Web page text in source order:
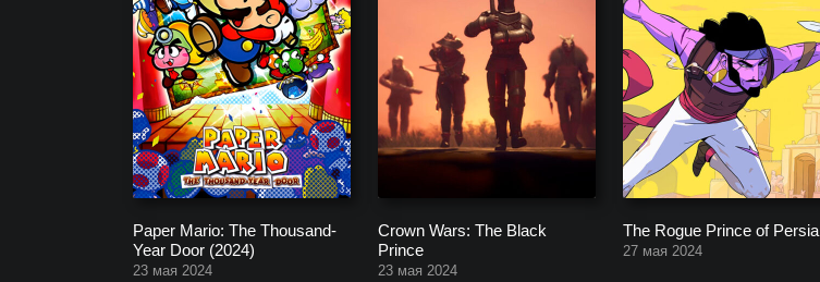
Paper Mario: The Thousand-
Year Door (2024)
23 мая 2024
Crown Wars: The Black
Prince
23 мая 2024
The Rogue Prince of Persia
27 мая 2024